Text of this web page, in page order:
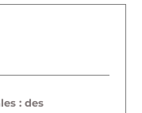
: des